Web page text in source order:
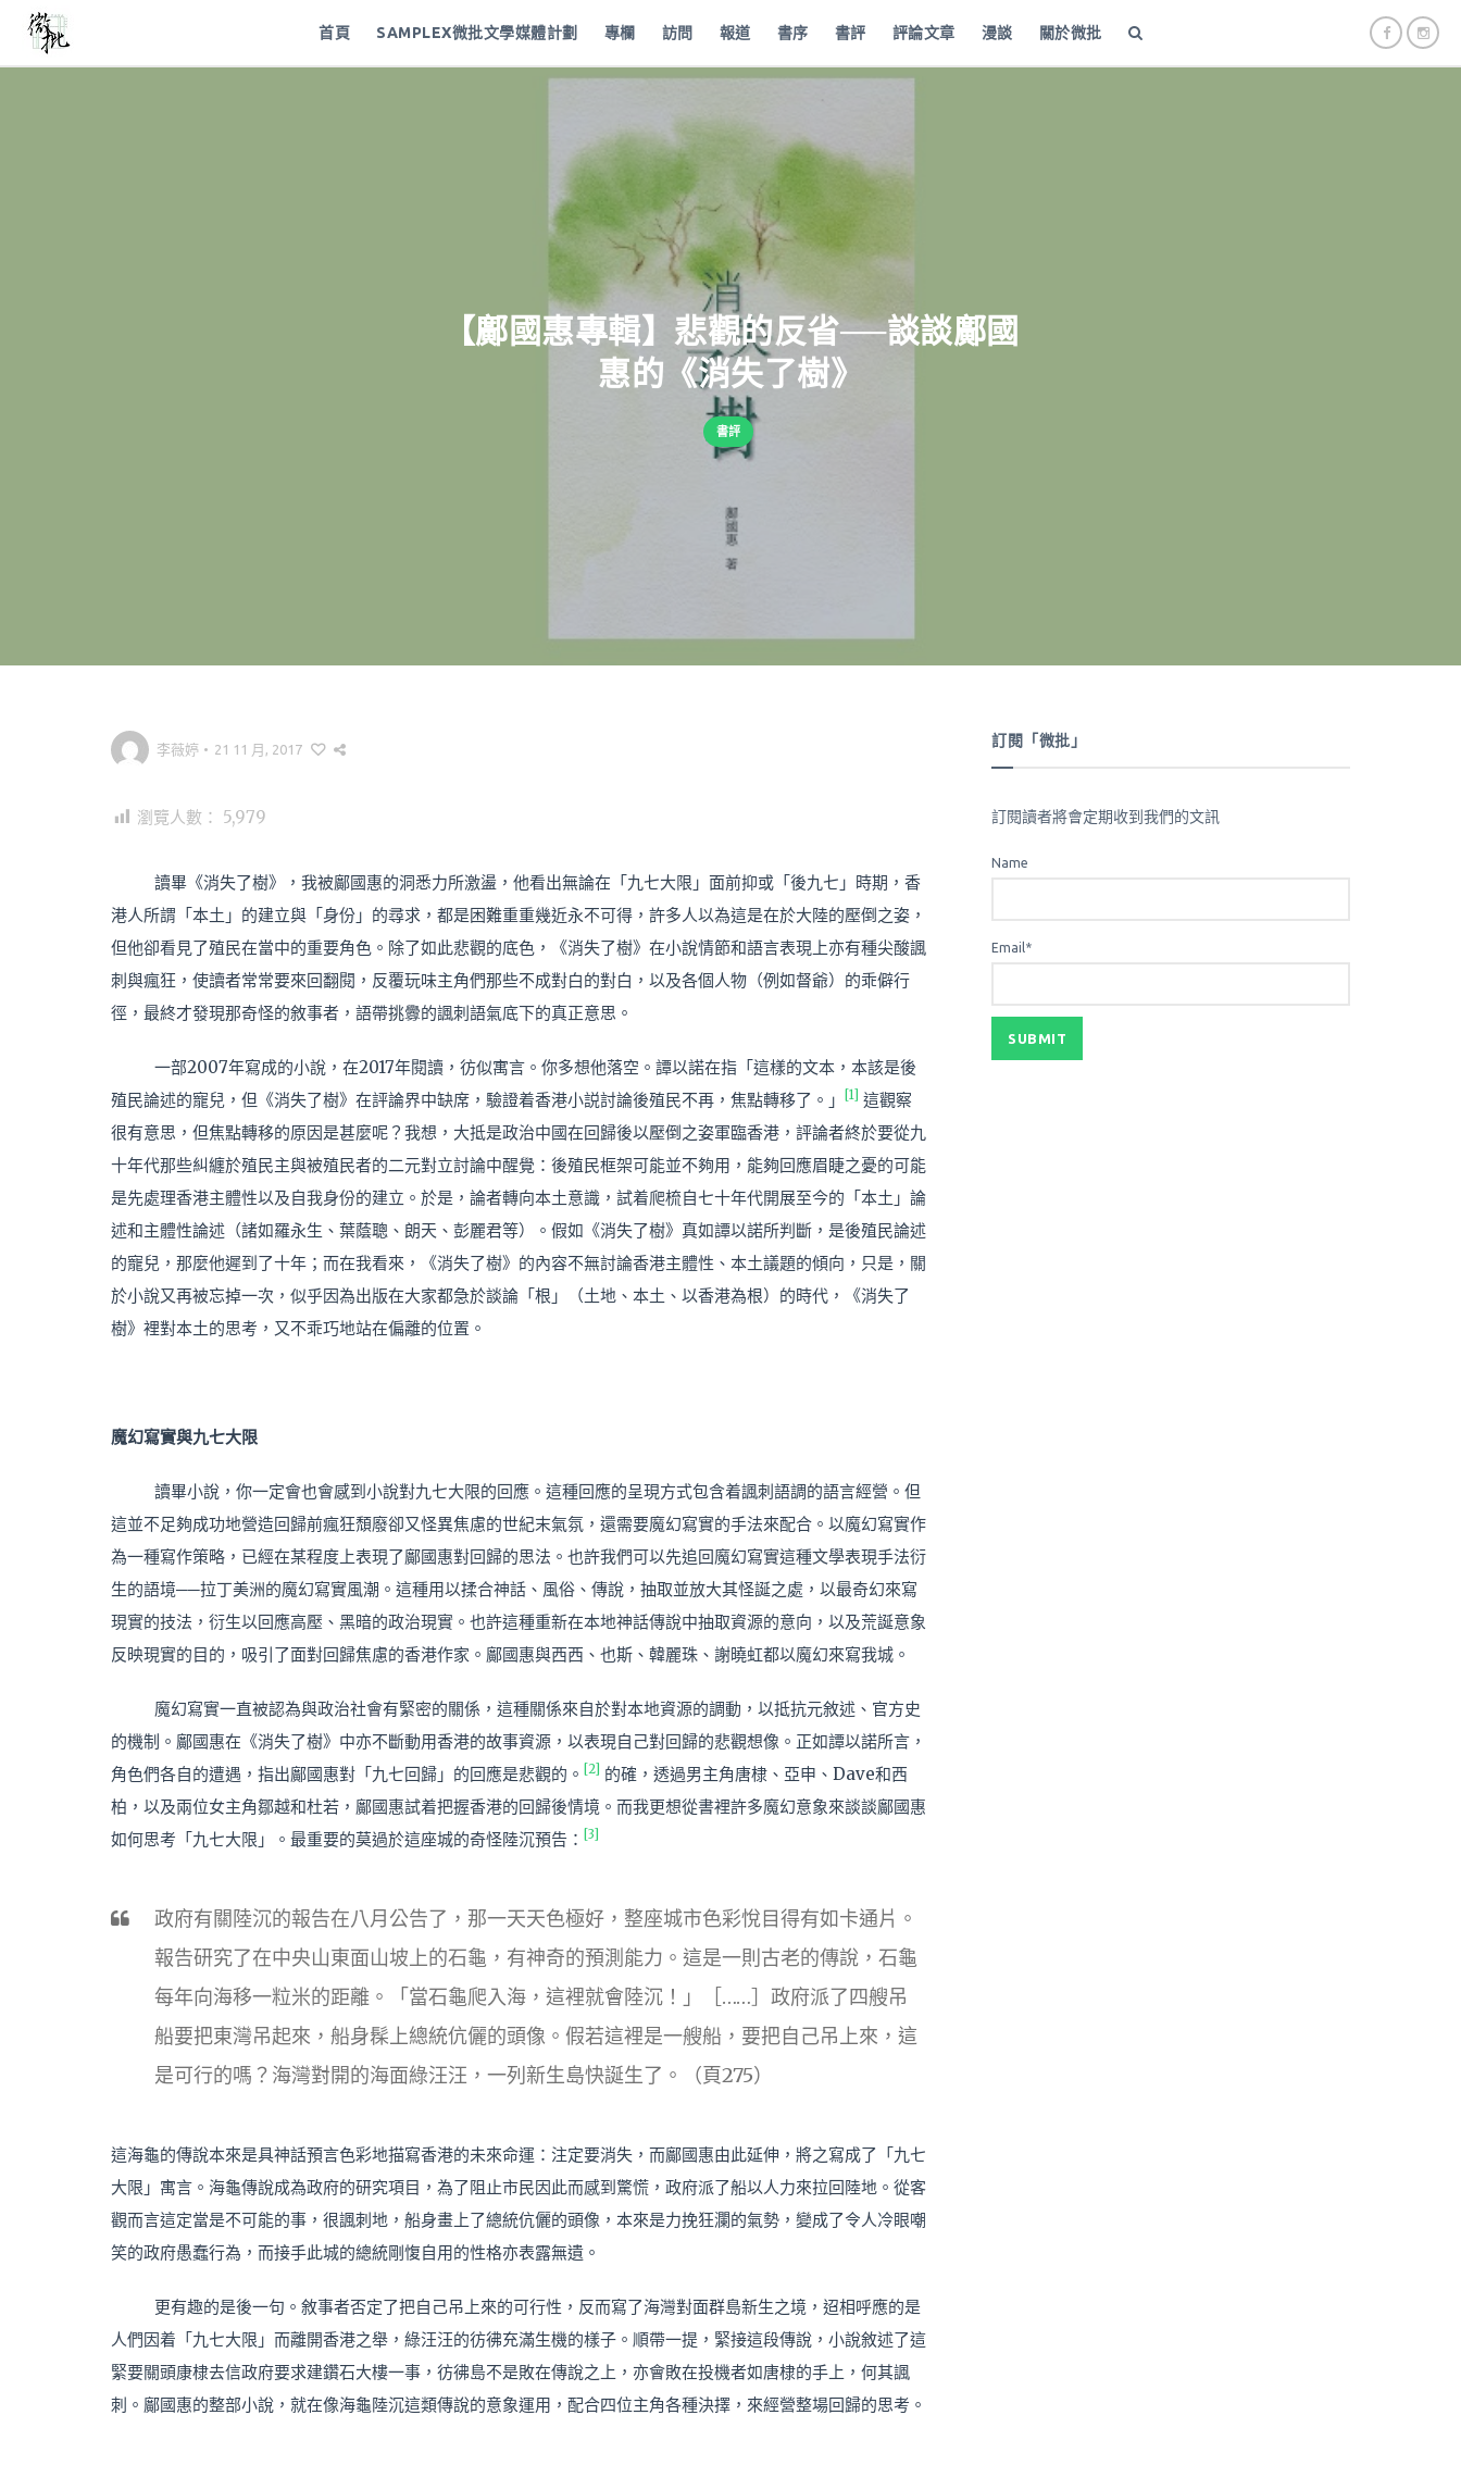
首頁 SAMPLEX微批文學媒體計劃 專欄 訪問 報道 書序 書評 評論文章 漫談 關於微批
【鄺國惠專輯】悲觀的反省──談談鄺國
惠的《消失了樹》
書評
李薇婷 • 21 11 月, 2017
瀏覽人數： 5,979
讀畢《消失了樹》，我被鄺國惠的洞悉力所激盪，他看出無論在「九七大限」面前抑或「後九七」時期，香
港人所謂「本土」的建立與「身份」的尋求，都是困難重重幾近永不可得，許多人以為這是在於大陸的壓倒之姿，
但他卻看見了殖民在當中的重要角色。除了如此悲觀的底色，《消失了樹》在小說情節和語言表現上亦有種尖酸諷
刺與瘋狂，使讀者常常要來回翻閱，反覆玩味主角們那些不成對白的對白，以及各個人物（例如督爺）的乖僻行
徑，最終才發現那奇怪的敘事者，語帶挑釁的諷刺語氣底下的真正意思。
一部2007年寫成的小說，在2017年閱讀，彷似寓言。你多想他落空。譚以諾在指「這樣的文本，本該是後
殖民論述的寵兒，但《消失了樹》在評論界中缺席，驗證着香港小説討論後殖民不再，焦點轉移了。」
[1] 這觀察
很有意思，但焦點轉移的原因是甚麼呢？我想，大抵是政治中國在回歸後以壓倒之姿軍臨香港，評論者終於要從九
十年代那些糾纏於殖民主與被殖民者的二元對立討論中醒覺：後殖民框架可能並不夠用，能夠回應眉睫之憂的可能
是先處理香港主體性以及自我身份的建立。於是，論者轉向本土意識，試着爬梳自七十年代開展至今的「本土」論
述和主體性論述（諸如羅永生、葉蔭聰、朗天、彭麗君等）。假如《消失了樹》真如譚以諾所判斷，是後殖民論述
的寵兒，那麼他遲到了十年；而在我看來，《消失了樹》的內容不無討論香港主體性、本土議題的傾向，只是，關
於小說又再被忘掉一次，似乎因為出版在大家都急於談論「根」（土地、本土、以香港為根）的時代，《消失了
樹》裡對本土的思考，又不乖巧地站在偏離的位置。
魔幻寫實與九七大限
讀畢小說，你一定會也會感到小說對九七大限的回應。這種回應的呈現方式包含着諷刺語調的語言經營。但
這並不足夠成功地營造回歸前瘋狂頹廢卻又怪異焦慮的世紀末氣氛，還需要魔幻寫實的手法來配合。以魔幻寫實作
為一種寫作策略，已經在某程度上表現了鄺國惠對回歸的思法。也許我們可以先追回魔幻寫實這種文學表現手法衍
生的語境──拉丁美洲的魔幻寫實風潮。這種用以揉合神話、風俗、傳說，抽取並放大其怪誕之處，以最奇幻來寫
現實的技法，衍生以回應高壓、黑暗的政治現實。也許這種重新在本地神話傳說中抽取資源的意向，以及荒誕意象
反映現實的目的，吸引了面對回歸焦慮的香港作家。鄺國惠與西西、也斯、韓麗珠、謝曉虹都以魔幻來寫我城。
魔幻寫實一直被認為與政治社會有緊密的關係，這種關係來自於對本地資源的調動，以抵抗元敘述、官方史
的機制。鄺國惠在《消失了樹》中亦不斷動用香港的故事資源，以表現自己對回歸的悲觀想像。正如譚以諾所言，
角色們各自的遭遇，指出鄺國惠對「九七回歸」的回應是悲觀的。
[2]
的確，透過男主角唐棣、亞申、Dave和西
柏，以及兩位女主角鄒越和杜若，鄺國惠試着把握香港的回歸後情境。而我更想從書裡許多魔幻意象來談談鄺國惠
如何思考「九七大限」。最重要的莫過於這座城的奇怪陸沉預告：
[3]
政府有關陸沉的報告在八月公告了，那一天天色極好，整座城市色彩悅目得有如卡通片。
報告研究了在中央山東面山坡上的石龜，有神奇的預測能力。這是一則古老的傳說，石龜
每年向海移一粒米的距離。「當石龜爬入海，這裡就會陸沉！」［……］政府派了四艘吊
船要把東灣吊起來，船身髹上總統伉儷的頭像。假若這裡是一艘船，要把自己吊上來，這
是可行的嗎？海灣對開的海面綠汪汪，一列新生島快誕生了。（頁275）
這海龜的傳說本來是具神話預言色彩地描寫香港的未來命運：注定要消失，而鄺國惠由此延伸，將之寫成了「九七
大限」寓言。海龜傳說成為政府的研究項目，為了阻止市民因此而感到驚慌，政府派了船以人力來拉回陸地。從客
觀而言這定當是不可能的事，很諷刺地，船身畫上了總統伉儷的頭像，本來是力挽狂瀾的氣勢，變成了令人冷眼嘲
笑的政府愚蠢行為，而接手此城的總統剛愎自用的性格亦表露無遺。
更有趣的是後一句。敘事者否定了把自己吊上來的可行性，反而寫了海灣對面群島新生之境，迢相呼應的是
人們因着「九七大限」而離開香港之舉，綠汪汪的彷彿充滿生機的樣子。順帶一提，緊接這段傳說，小說敘述了這
緊要關頭康棣去信政府要求建鑽石大樓一事，彷彿島不是敗在傳說之上，亦會敗在投機者如唐棣的手上，何其諷
刺。鄺國惠的整部小說，就在像海龜陸沉這類傳說的意象運用，配合四位主角各種決擇，來經營整場回歸的思考。
訂閱「微批」
訂閱讀者將會定期收到我們的文訊
Name
Email*